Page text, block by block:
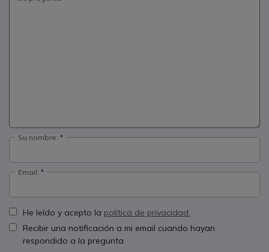
Su nombre:
Email:
He leído y acepto la política de privacidad.
Recibir una notificación a mi email cuando hayan
respondido a la pregunta